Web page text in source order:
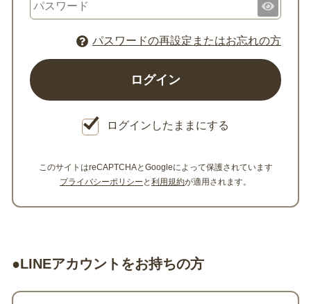
パスワードの再設定またはお忘れの方
ログインしたままにする
このサイトはreCAPTCHAとGoogleによって保護されています
プライバシーポリシー と 利用規約が適用されます。
●LINEアカウントをお持ちの方